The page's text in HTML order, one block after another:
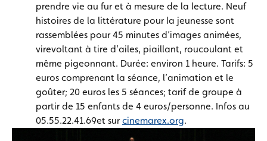
prendre vie au fur et à mesure de la lecture. Neuf
histoires de la littérature pour la jeunesse sont
rassemblées pour 45 minutes d’images animées,
virevoltant à tire d’ailes, piaillant, roucoulant et
même pigeonnant. Durée: environ 1 heure. Tarifs: 5
euros comprenant la séance, l’animation et le
goûter; 20 euros les 5 séances; tarif de groupe à
partir de 15 enfants de 4 euros/personne. Infos au
05.55.22.41.69et surcinemarex.org.